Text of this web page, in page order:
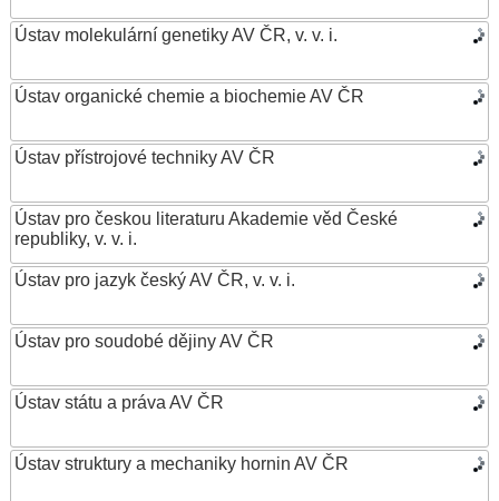
Ústav molekulární genetiky AV ČR, v. v. i.
Ústav organické chemie a biochemie AV ČR
Ústav přístrojové techniky AV ČR
Ústav pro českou literaturu Akademie věd České
republiky, v. v. i.
Ústav pro jazyk český AV ČR, v. v. i.
Ústav pro soudobé dějiny AV ČR
Ústav státu a práva AV ČR
Ústav struktury a mechaniky hornin AV ČR